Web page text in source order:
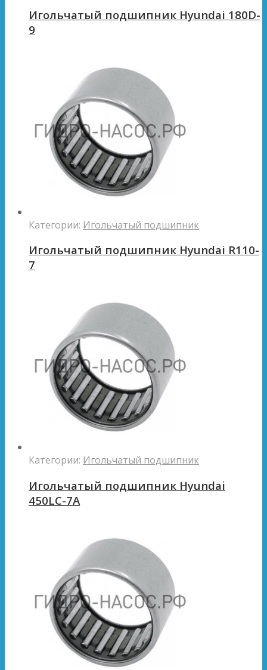
Игольчатый подшипник Hyundai 180D-
9
Категории: Игольчатый подшипник
Игольчатый подшипник Hyundai R110-
7
Категории: Игольчатый подшипник
Игольчатый подшипник Hyundai
450LC-7A